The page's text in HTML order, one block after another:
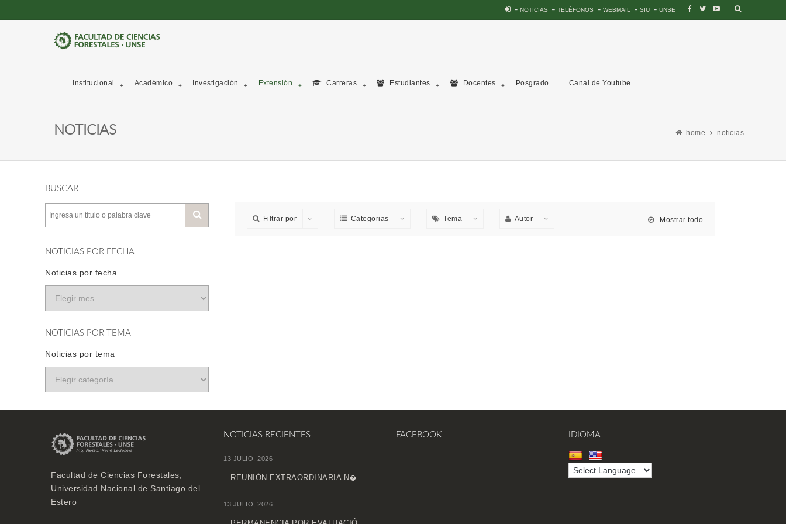
NOTICIAS TELÉFONOS WEBMAIL SIU UNSE
Institucional Académico Investigación Extensión Carreras Estudiantes Docentes Posgrado Canal de Youtube
NOTICIAS home noticias
BUSCAR
NOTICIAS POR FECHA
Noticias por fecha
NOTICIAS POR TEMA
Noticias por tema
Filtrar por Categorias Tema Autor Mostrar todo
Facultad de Ciencias Forestales,
Universidad Nacional de Santiago del
Estero
NOTICIAS RECIENTES
13 JULIO, 2026
REUNIÓN EXTRAORDINARIA N�...
13 JULIO, 2026
FACEBOOK IDIOMA